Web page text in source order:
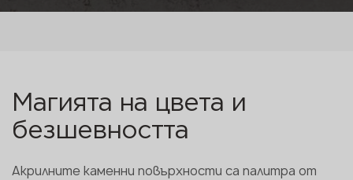
Магията на цвета и
безшевността
Акрилните каменни повърхности са палитра от